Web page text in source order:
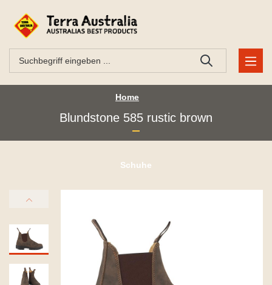
Home
Blundstone 585 rustic brown
Schuhe